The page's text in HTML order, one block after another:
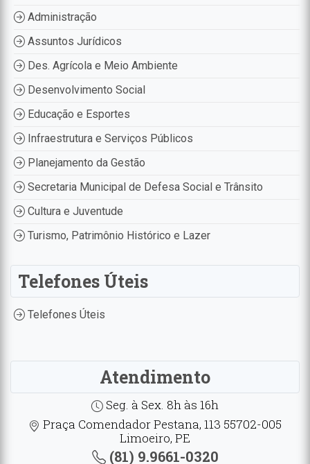
Administração
Assuntos Jurídicos
Des. Agrícola e Meio Ambiente
Desenvolvimento Social
Educação e Esportes
Infraestrutura e Serviços Públicos
Planejamento da Gestão
Secretaria Municipal de Defesa Social e Trânsito
Cultura e Juventude
Turismo, Patrimônio Histórico e Lazer
Telefones Úteis
Telefones Úteis
Atendimento
Seg. à Sex. 8h às 16h
Praça Comendador Pestana, 113 55702-005
Limoeiro, PE
(81) 9.9661-0320